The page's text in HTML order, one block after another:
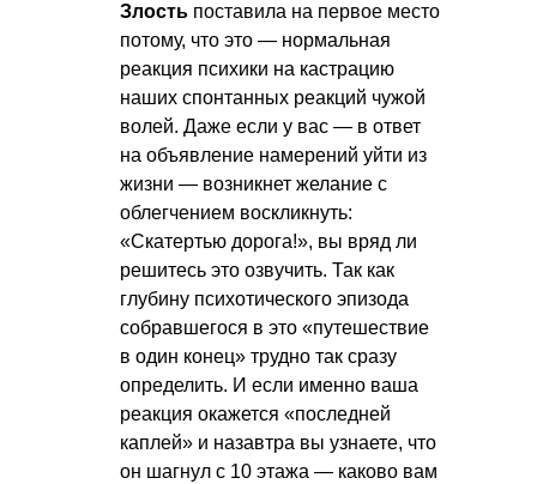
Злость поставила на первое место
потому, что это — нормальная
реакция психики на кастрацию
наших спонтанных реакций чужой
волей. Даже если у вас — в ответ
на объявление намерений уйти из
жизни — возникнет желание с
облегчением воскликнуть:
«Скатертью дорога!», вы вряд ли
решитесь это озвучить. Так как
глубину психотического эпизода
собравшегося в это «путешествие
в один конец» трудно так сразу
определить. И если именно ваша
реакция окажется «последней
каплей» и назавтра вы узнаете, что
он шагнул с 10 этажа — каково вам